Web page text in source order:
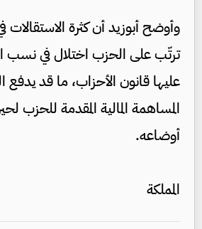
وأوضح أبوزيد أن كثرة
ترتّب على الحزب اختلال في نسب
عليها قانون الأحزاب، ما قد يدفع
المساهمة المالية المقدمة للحزب
أوضاعه.
المملكة